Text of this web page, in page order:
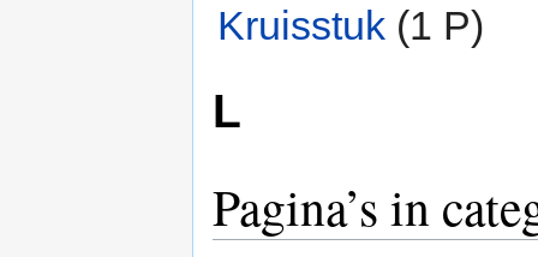
Kruisstuk‎ (1 P)
L
Pagina’s in